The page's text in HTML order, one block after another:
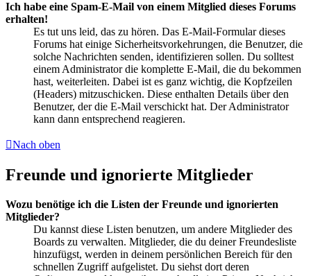
Ich habe eine Spam-E-Mail von einem Mitglied dieses Forums
erhalten!
Es tut uns leid, das zu hören. Das E-Mail-Formular dieses
Forums hat einige Sicherheitsvorkehrungen, die Benutzer, die
solche Nachrichten senden, identifizieren sollen. Du solltest
einem Administrator die komplette E-Mail, die du bekommen
hast, weiterleiten. Dabei ist es ganz wichtig, die Kopfzeilen
(Headers) mitzuschicken. Diese enthalten Details über den
Benutzer, der die E-Mail verschickt hat. Der Administrator
kann dann entsprechend reagieren.
Nach oben
Freunde und ignorierte Mitglieder
Wozu benötige ich die Listen der Freunde und ignorierten
Mitglieder?
Du kannst diese Listen benutzen, um andere Mitglieder des
Boards zu verwalten. Mitglieder, die du deiner Freundesliste
hinzufügst, werden in deinem persönlichen Bereich für den
schnellen Zugriff aufgelistet. Du siehst dort deren